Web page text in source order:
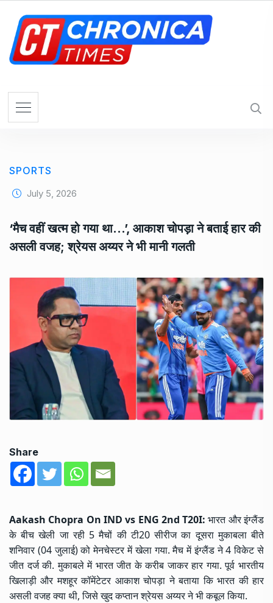
SPORTS
July 5, 2026
‘मैच वहीं खत्म हो गया था…’, आकाश चोपड़ा ने बताई हार की
असली वजह; श्रेयस अय्यर ने भी मानी गलती
Share
Aakash Chopra On IND vs ENG 2nd T20I: भारत और इंग्लैंड
के बीच खेली जा रही 5 मैचों की टी20 सीरीज का दूसरा मुकाबला बीते
शनिवार (04 जुलाई) को मेनचेस्टर में खेला गया. मैच में इंग्लैंड ने 4 विकेट से
जीत दर्ज की. मुकाबले में भारत जीत के करीब जाकर हार गया. पूर्व भारतीय
खिलाड़ी और मशहूर कॉमेंटेटर आकाश चोपड़ा ने बताया कि भारत की हार
असली वजह क्या थी, जिसे खुद कप्तान श्रेयस अय्यर ने भी कबूल किया.